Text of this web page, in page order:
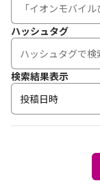
ハッシュタグ
検索結果表示
投稿日時